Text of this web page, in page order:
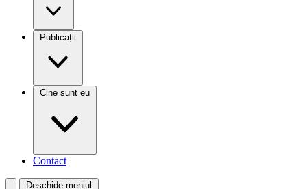
Publicații
Cine sunt eu
Contact
Deschide meniul